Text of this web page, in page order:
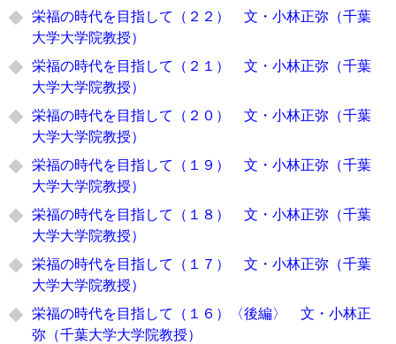
栄福の時代を目指して（２２） 文・小林正弥（千葉
大学大学院教授）
栄福の時代を目指して（２１） 文・小林正弥（千葉
大学大学院教授）
栄福の時代を目指して（２０） 文・小林正弥（千葉
大学大学院教授）
栄福の時代を目指して（１９） 文・小林正弥（千葉
大学大学院教授）
栄福の時代を目指して（１８） 文・小林正弥（千葉
大学大学院教授）
栄福の時代を目指して（１７） 文・小林正弥（千葉
大学大学院教授）
栄福の時代を目指して（１６）〈後編〉 文・小林正
弥（千葉大学大学院教授）